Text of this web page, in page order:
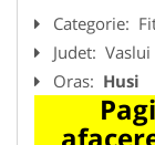
Categorie:
Judet: Vaslui
Oras: Husi